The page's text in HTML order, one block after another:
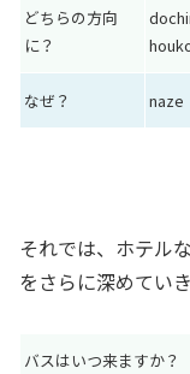
どちらの方向
に？
なぜ？ naze
それでは、ホテル
をさらに深めてい
バスはいつ来ますか？